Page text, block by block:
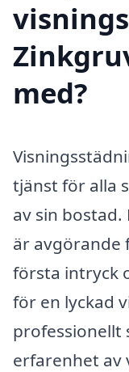
med?
tjänst för alla
av sin
är avgörande
första intryck
för en lyckad
professionellt
erfarenhet av